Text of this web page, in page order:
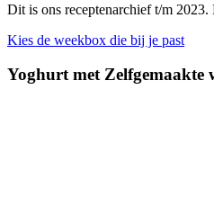
Dit is ons receptenarchief t/m
Kies de weekbox die bij je past
Yoghurt met Zelfgemaakte